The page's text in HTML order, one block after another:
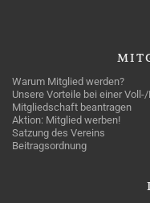
Warum Mitglied werden?
Unsere Vorteile bei einer
Mitgliedschaft beantragen
Aktion: Mitglied werben!
Satzung des Vereins
Beitragsordnung